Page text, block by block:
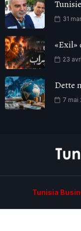
31
«Exil»
23
Dette
7 mai
Tunisia